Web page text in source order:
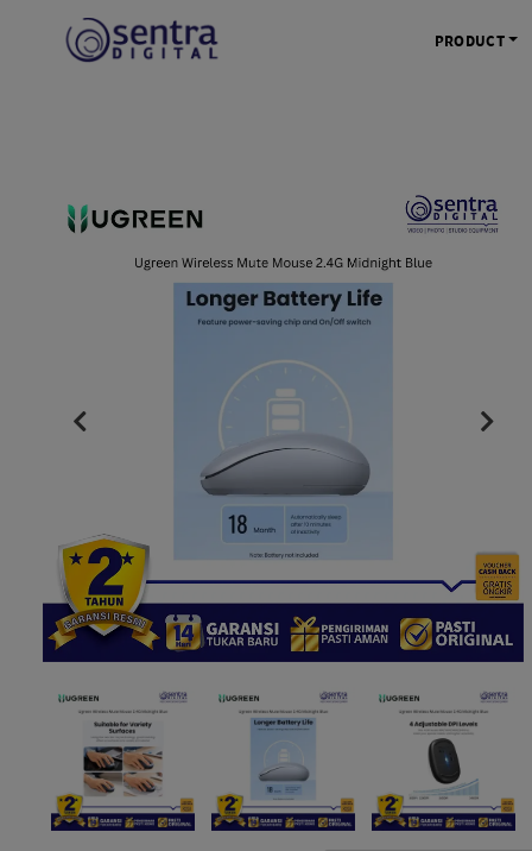
PRODUCT
Kamera
Kamera
Tripod &
STUDIO
Paket
Paket
Earphone
Kabel USB
Other Tools